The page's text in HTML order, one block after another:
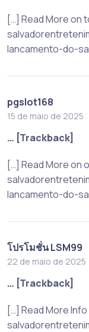
[…] Read More on
lancamento-do-
pgslot168
15 de maio de 2025
… [Trackback]
[…] Read More on
lancamento-do-
โปรโมชั่น LSM99
22 de maio de 2025
… [Trackback]
[…] Read More